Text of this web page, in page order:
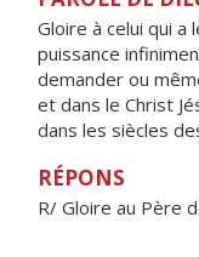
Gloire à celui qui a
puissance
demander ou
et dans le Christ
dans les siècles
RÉPONS
R/ Gloire au Père